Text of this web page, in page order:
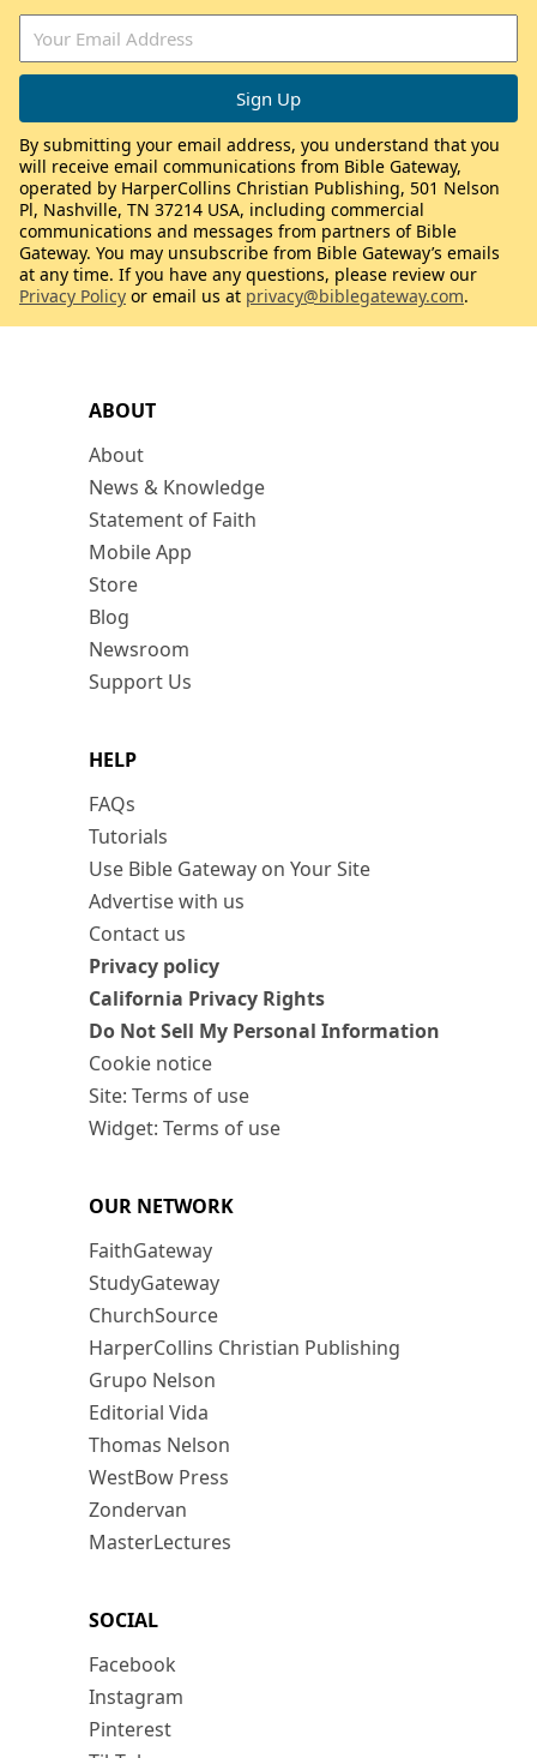
ABOUT
About
News & Knowledge
Statement of Faith
Mobile App
Store
Blog
Newsroom
Support Us
HELP
FAQs
Tutorials
Use Bible Gateway on Your Site
Advertise with us
Contact us
Privacy policy
California Privacy Rights
Do Not Sell My Personal Information
Cookie notice
Site: Terms of use
Widget: Terms of use
OUR NETWORK
FaithGateway
StudyGateway
ChurchSource
HarperCollins Christian Publishing
Grupo Nelson
Editorial Vida
Thomas Nelson
WestBow Press
Zondervan
MasterLectures
SOCIAL
Facebook
Instagram
Pinterest
By submitting your email address, you understand that you
will receive email communications from Bible Gateway,
operated by HarperCollins Christian Publishing, 501 Nelson
Pl, Nashville, TN 37214 USA, including commercial
communications and messages from partners of Bible
Gateway. You may unsubscribe from Bible Gateway’s emails
at any time. If you have any questions, please review our
Privacy Policy or email us at privacy@biblegateway.com.